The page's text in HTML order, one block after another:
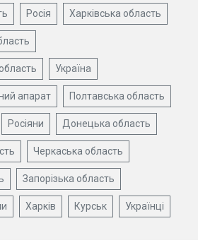
Росія Харківська область
Україна
апарат Полтавська область
Росіяни Донецька область
Черкаська область
Запорізька область
Харків Курськ Українці